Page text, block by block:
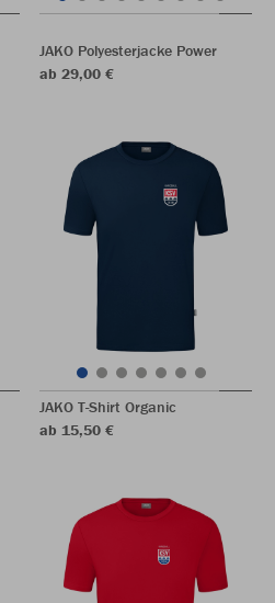
JAKO Polyesterjacke Power
ab 29,00 €
JAKO T-Shirt Organic
ab 15,50 €